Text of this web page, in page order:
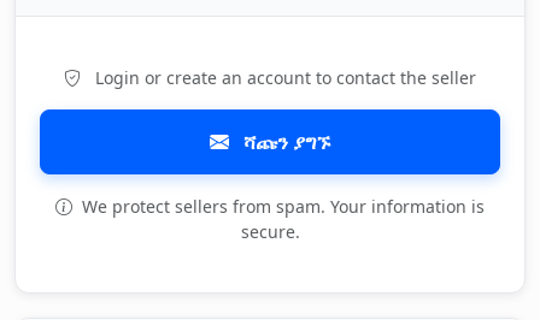
Login or create an account to contact the seller
ሻጩን ያግኙ
We protect sellers from spam. Your information is
secure.